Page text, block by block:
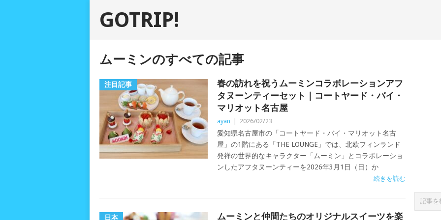
GOTRIP!
ムーミンのすべての記事
注目記事
春の訪れを祝うムーミンコラボレーションアフ
タヌーンティーセット｜コートヤード・バイ・
マリオット名古屋
ayan 2026/02/23
愛知県名古屋市の「コートヤード・バイ・マリオット名古
屋」の1階にある「THE LOUNGE」では、北欧フィンランド
発祥の世界的なキャラクター「ムーミン」とコラボレーショ
ンしたアフタヌーンティーを2026年3月1日（日）か
続きを読む
日本 ムーミンと仲間たちのオリジナルスイーツを楽